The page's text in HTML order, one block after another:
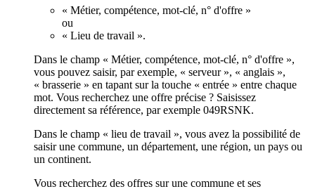
« Métier, compétence, mot-clé, n° d'offre »
ou
« Lieu de travail ».
Dans le champ « Métier, compétence, mot-clé, n° d'offre »,
vous pouvez saisir, par exemple, « serveur », « anglais »,
« brasserie » en tapant sur la touche « entrée » entre chaque
mot. Vous recherchez une offre précise ? Saisissez
directement sa référence, par exemple 049RSNK.
Dans le champ « lieu de travail », vous avez la possibilité de
saisir une commune, un département, une région, un pays ou
un continent.
Vous recherchez des offres sur une commune et ses